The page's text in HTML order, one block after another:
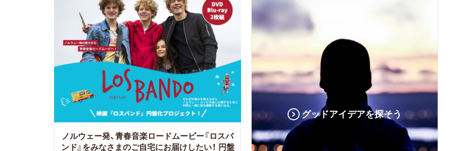
ノルウェー発、青春音楽ロードムービー『ロスバ
ンド』をみなさまのご自宅にお届けしたい！ 円盤
グッドアイデアを探そう